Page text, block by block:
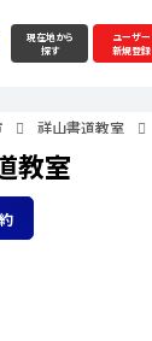
現在地から
探す
ユーザー
新規登録
祥山書道教室
教室